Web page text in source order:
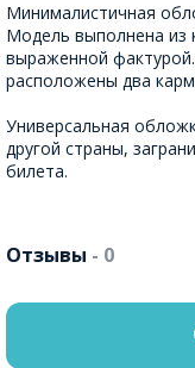
Минималистичная
Модель выполнена из
выраженной
расположены два
Универсальная
другой страны,
билета.
Отзывы - 0